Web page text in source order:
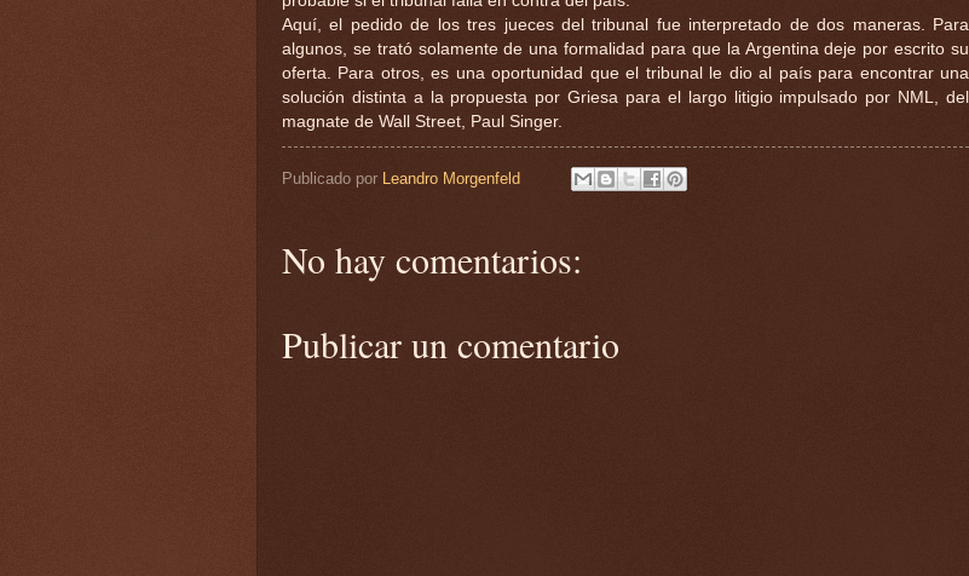
Aquí, el pedido de los tres jueces del tribunal fue interpretado de dos maneras. Para
algunos, se trató solamente de una formalidad para que la Argentina deje por escrito su
oferta. Para otros, es una oportunidad que el tribunal le dio al país para encontrar una
solución distinta a la propuesta por Griesa para el largo litigio impulsado por NML, del
magnate de Wall Street, Paul Singer.
Publicado por Leandro Morgenfeld
No hay comentarios:
Publicar un comentario